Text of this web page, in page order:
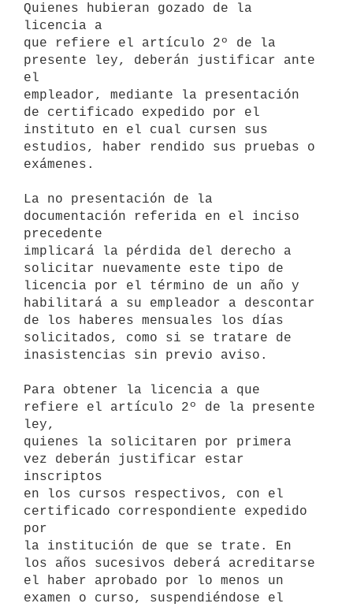
Quienes hubieran gozado de la
licencia a
que refiere el artículo 2º de la
presente ley, deberán justificar ante
el
empleador, mediante la presentación
de certificado expedido por el
instituto en el cual cursen sus
estudios, haber rendido sus pruebas o
exámenes.
La no presentación de la
documentación referida en el inciso
precedente
implicará la pérdida del derecho a
solicitar nuevamente este tipo de
licencia por el término de un año y
habilitará a su empleador a descontar
de los haberes mensuales los días
solicitados, como si se tratare de
inasistencias sin previo aviso.
Para obtener la licencia a que
refiere el artículo 2º de la presente
ley,
quienes la solicitaren por primera
vez deberán justificar estar
inscriptos
en los cursos respectivos, con el
certificado correspondiente expedido
por
la institución de que se trate. En
los años sucesivos deberá acreditarse
el haber aprobado por lo menos un
examen o curso, suspendiéndose el